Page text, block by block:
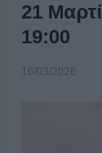
21
19:00
16/03/2026